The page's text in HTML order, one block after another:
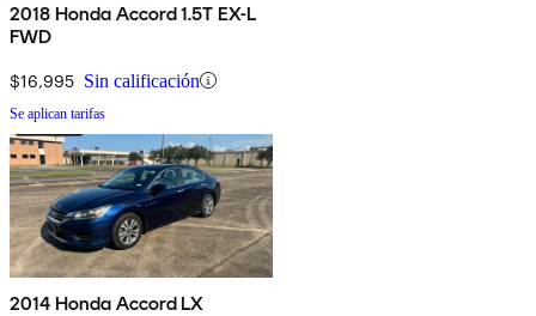
2018 Honda Accord 1.5T EX-L
FWD
$16,995 Sin calificación
Se aplican tarifas
2014 Honda Accord LX